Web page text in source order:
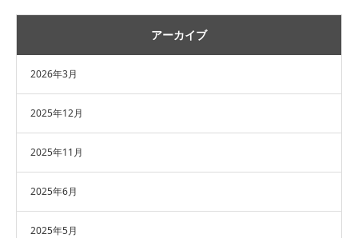
アーカイブ
2026年3月
2025年12月
2025年11月
2025年6月
2025年5月